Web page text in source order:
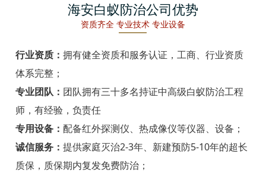
象山白蚁防治
温州白蚁防治
瑞安白蚁防治
乐清白蚁防治
海安白蚁防治公司优势
资质齐全 专业技术 专业设备
行业资质： 拥有健全资质和服务认证，工商、行业资质
体系完整；
专业团队： 团队拥有三十多名持证中高级白蚁防治工程
师，有经验，负责任
专用设备： 配备红外探测仪、热成像仪等仪器、设备；
诚信服务： 提供家庭灭治2-3年、新建预防5-10年的超长
质保，质保期内复发免费防治；